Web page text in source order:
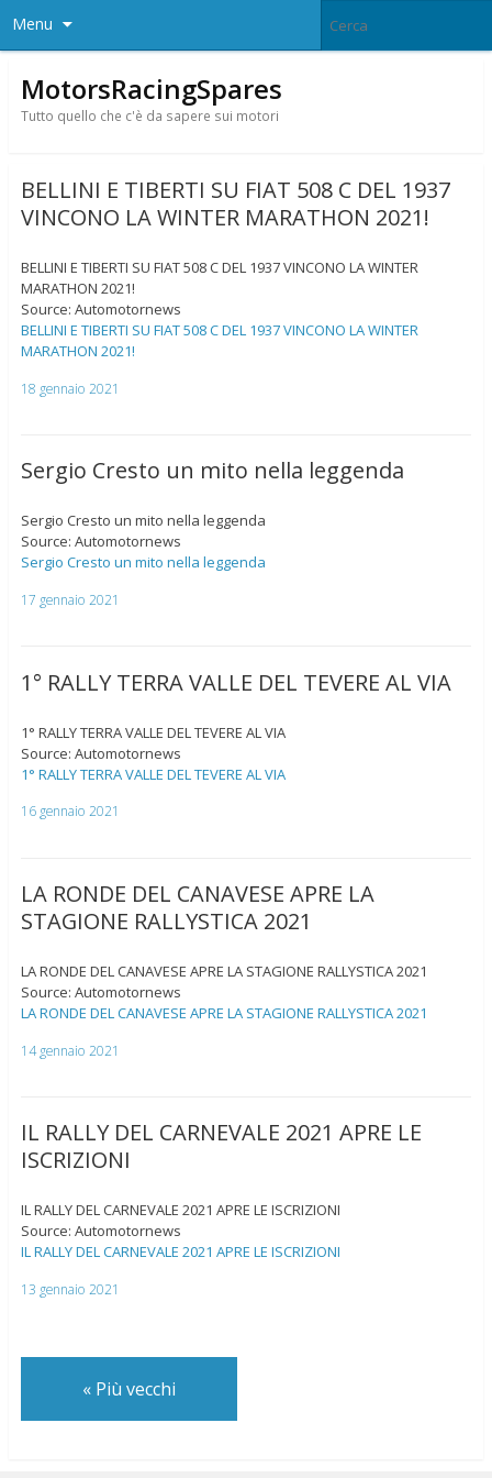
Menu
MotorsRacingSpares
Tutto quello che c'è da sapere sui motori
BELLINI E TIBERTI SU FIAT 508 C DEL 1937
VINCONO LA WINTER MARATHON 2021!
BELLINI E TIBERTI SU FIAT 508 C DEL 1937 VINCONO LA WINTER
MARATHON 2021!
Source: Automotornews
BELLINI E TIBERTI SU FIAT 508 C DEL 1937 VINCONO LA WINTER
MARATHON 2021!
18 gennaio 2021
Sergio Cresto un mito nella leggenda
Sergio Cresto un mito nella leggenda
Source: Automotornews
Sergio Cresto un mito nella leggenda
17 gennaio 2021
1° RALLY TERRA VALLE DEL TEVERE AL VIA
1° RALLY TERRA VALLE DEL TEVERE AL VIA
Source: Automotornews
1° RALLY TERRA VALLE DEL TEVERE AL VIA
16 gennaio 2021
LA RONDE DEL CANAVESE APRE LA
STAGIONE RALLYSTICA 2021
LA RONDE DEL CANAVESE APRE LA STAGIONE RALLYSTICA 2021
Source: Automotornews
LA RONDE DEL CANAVESE APRE LA STAGIONE RALLYSTICA 2021
14 gennaio 2021
IL RALLY DEL CARNEVALE 2021 APRE LE
ISCRIZIONI
IL RALLY DEL CARNEVALE 2021 APRE LE ISCRIZIONI
Source: Automotornews
IL RALLY DEL CARNEVALE 2021 APRE LE ISCRIZIONI
13 gennaio 2021
«Più vecchi